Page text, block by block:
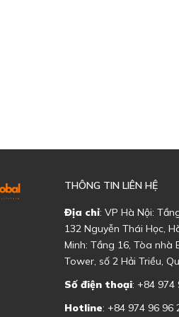
THÔNG TIN LIÊN HỆ
Địa chỉ: VP Hà Nội:
132 Nguyễn Thái Học,
Minh: Tầng 16, Tòa nhà
Tower, số 2 Hải Triều,
Số điện thoại: +84 974
Hotline: +84 974 96 96